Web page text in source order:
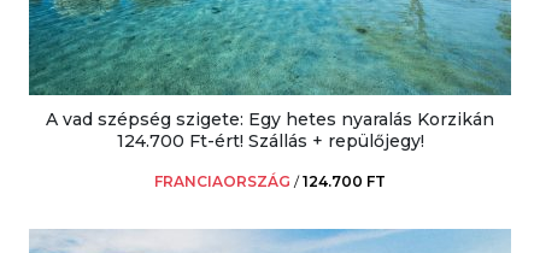
A vad szépség szigete: Egy hetes nyaralás Korzikán
124.700 Ft-ért! Szállás + repülőjegy!
FRANCIAORSZÁG /124.700 FT